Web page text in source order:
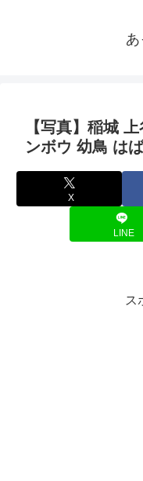
【写真】稲城
ンボウ 幼鳥 は
X
LINE
ス